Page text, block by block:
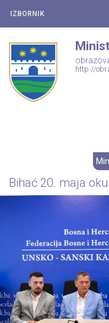
IZBORNIK
http://
Bihać 20. maja